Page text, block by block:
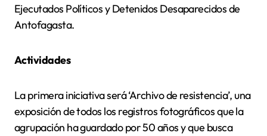
Ejecutados Políticos y Detenidos Desaparecidos de
Antofagasta.
Actividades
La primera iniciativa será ‘Archivo de resistencia’, una
exposición de todos los registros fotográficos que la
agrupación ha guardado por 50 años y que busca